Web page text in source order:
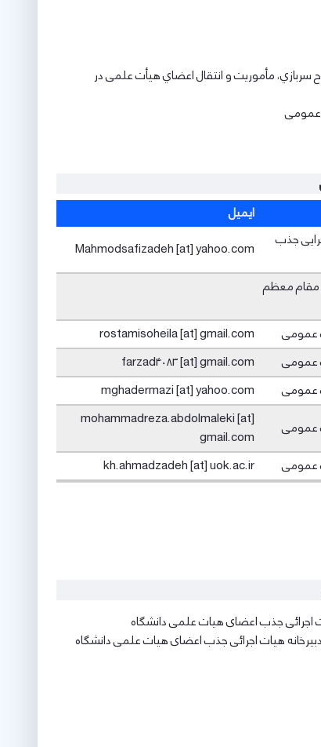
ﻣﺄﻣﻮرﯾﺖ و اﻧﺘﻘﺎل اﻋﻀﺎي ﻫﯿﺄت ﻋﻠﻤﯽ در
ﻋﻤﻮﻣﯽ
ایمیل
جذب
Mahmodsafizadeh [at] yahoo.com
مقام معظم
عمومی
rostamisoheila [at] gmail.com
عمومی
farzad4083 [at] gmail.com
عمومی
mghadermazi [at] yahoo.com
عمومی
mohammadreza.abdolmaleki [at]
gmail.com
عمومی kh.ahmadzadeh [at] uok.ac.ir
اجرائی جذب اعضای هیات علمی دانشگاه
هیات اجرائی جذب اعضای هیات علمی دانشگاه